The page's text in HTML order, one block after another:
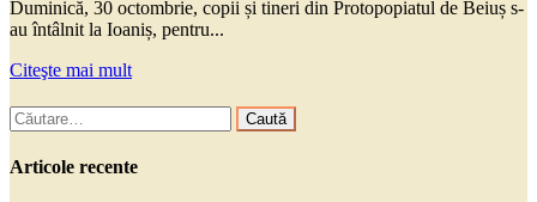
Duminică, 30 octombrie, copii și tineri din Protopopiatul de Beiuș s-
au întâlnit la Ioaniș, pentru...
Citeşte mai mult
Caută
după:
Articole recente